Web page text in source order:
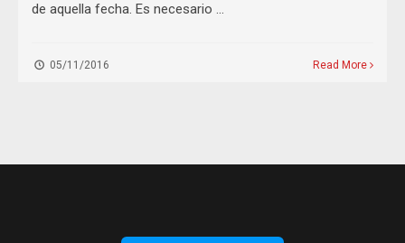
de aquella fecha. Es necesario …
05/11/2016 Read More